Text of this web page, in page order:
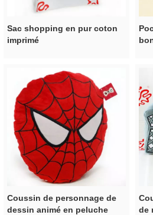
Sac shopping en pur coton
imprimé
Coussin de personnage de
dessin animé en peluche
de